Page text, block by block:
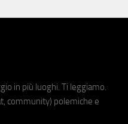
in più luoghi. Ti leggiamo.
community) polemiche e